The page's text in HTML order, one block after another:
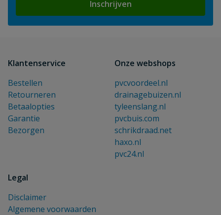
Inschrijven
Klantenservice
Bestellen
Retourneren
Betaalopties
Garantie
Bezorgen
Onze webshops
pvcvoordeel.nl
drainagebuizen.nl
tyleenslang.nl
pvcbuis.com
schrikdraad.net
haxo.nl
pvc24.nl
Legal
Disclaimer
Algemene voorwaarden